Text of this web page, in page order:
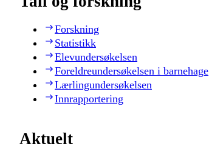
Forskning
Statistikk
Elevundersøkelsen
Foreldreundersøkelsen i barnehage
Lærlingundersøkelsen
Innrapportering
Aktuelt